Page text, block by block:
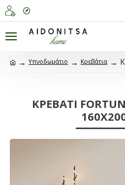
Υπνοδωμάτιο Κρεβάτια
ΚΡΕΒΆΤΙ